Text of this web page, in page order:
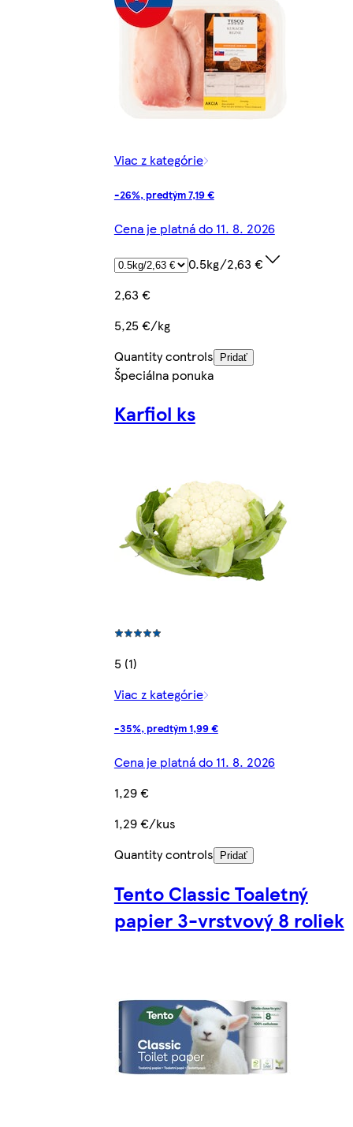
Viac z kategórie
-26%, predtým 7,19 €
Cena je platná do 11. 8. 2026
0.5kg/2,63 €
2,63 €
5,25 €/kg
Quantity controls
Pridať
Špeciálna ponuka
Karfiol ks
5 (1)
Viac z kategórie
-35%, predtým 1,99 €
Cena je platná do 11. 8. 2026
1,29 €
1,29 €/kus
Quantity controls
Pridať
Tento Classic Toaletný
papier 3-vrstvový 8 roliek